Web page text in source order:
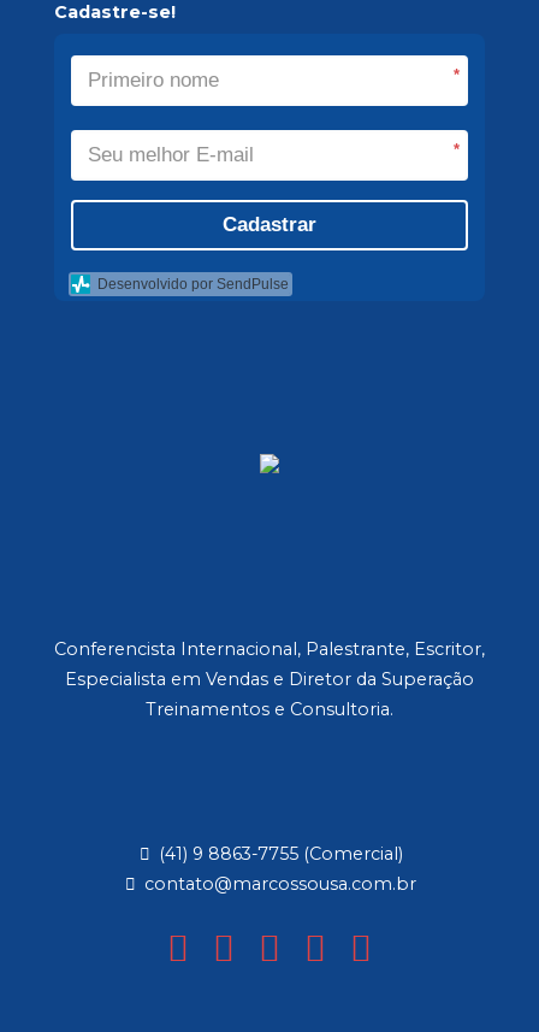
Cadastre-se!
*
*
Cadastrar
Desenvolvido por SendPulse
Conferencista Internacional, Palestrante, Escritor,
Especialista em Vendas e Diretor da Superação
Treinamentos e Consultoria.
(41) 9 8863-7755 (Comercial)
contato@marcossousa.com.br